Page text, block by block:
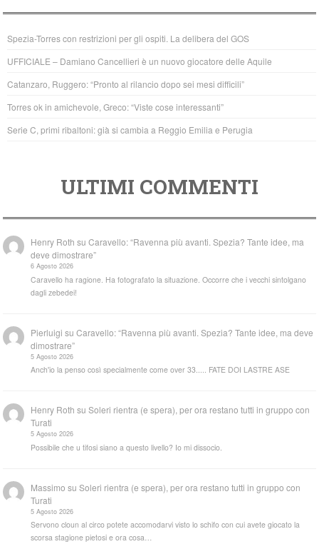
e
b
o
o
k
er s
A
p
p
Spezia-Torres con restrizioni per gli ospiti. La delibera del GOS
UFFICIALE – Damiano Cancellieri è un nuovo giocatore delle Aquile
Catanzaro, Ruggero: “Pronto al rilancio dopo sei mesi difficili”
Torres ok in amichevole, Greco: “Viste cose interessanti”
Serie C, primi ribaltoni: già si cambia a Reggio Emilia e Perugia
ULTIMI COMMENTI
Henry Roth suCaravello: “Ravenna più avanti. Spezia? Tante idee, ma
deve dimostrare”
6 Agosto 2026
Caravello ha ragione. Ha fotografato la situazione. Occorre che i vecchi sintolgano
dagli zebedei!
Pierluigi suCaravello: “Ravenna più avanti. Spezia? Tante idee, ma deve
dimostrare”
5 Agosto 2026
Anch'io la penso così specialmente come over 33..... FATE DOI LASTRE ASE
Henry Roth suSoleri rientra (e spera), per ora restano tutti in gruppo con
Turati
5 Agosto 2026
Possibile che u tifosi siano a questo livello? Io mi dissocio.
Massimo suSoleri rientra (e spera), per ora restano tutti in gruppo con
Turati
5 Agosto 2026
Servono cloun al circo potete accomodarvi visto lo schifo con cui avete giocato la
scorsa stagione pietosi e ora cosa…